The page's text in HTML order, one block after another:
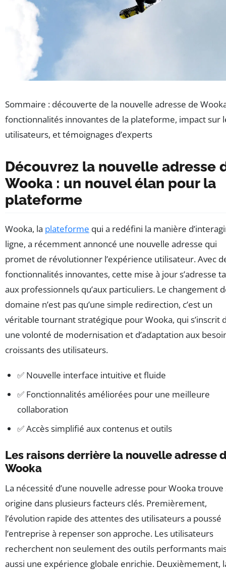
Sommaire : découverte de la nouvelle adresse de
fonctionnalités innovantes de la plateforme, impact sur
utilisateurs, et témoignages d’experts
Découvrez la nouvelle adresse
Wooka : un nouvel élan pour la
plateforme
Wooka, la plateforme qui a redéfini la manière
ligne, a récemment annoncé une nouvelle adresse qui
promet de révolutionner l’expérience utilisateur. Avec
fonctionnalités innovantes, cette mise à jour s’adresse
aux professionnels qu’aux particuliers. Le changement
domaine n’est pas qu’une simple redirection, c’est un
véritable tournant stratégique pour Wooka, qui s’inscrit
une volonté de modernisation et d’adaptation aux
croissants des utilisateurs.
✅ Nouvelle interface intuitive et fluide
✅ Fonctionnalités améliorées pour une meilleure
collaboration
✅ Accès simplifié aux contenus et outils
Les raisons derrière la nouvelle adresse
Wooka
La nécessité d’une nouvelle adresse pour Wooka trouve
origine dans plusieurs facteurs clés. Premièrement,
l’évolution rapide des attentes des utilisateurs a poussé
l’entreprise à repenser son approche. Les utilisateurs
recherchent non seulement des outils performants
aussi une expérience globale enrichie. Deuxièmement,